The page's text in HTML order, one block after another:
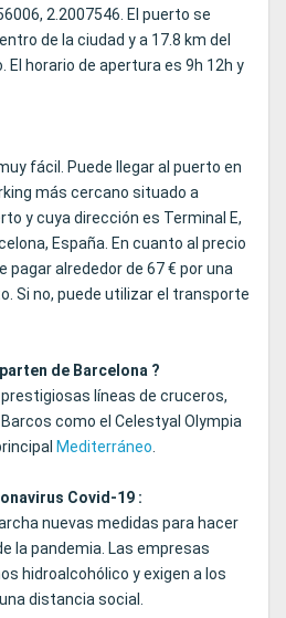
2.2007546. El puerto se
de la ciudad y a 17.8 km del
horario de apertura es 9h 12h y
fácil. Puede llegar al puerto en
más cercano situado a
y cuya dirección es Terminal E,
​​España. En cuanto al precio
pagar alrededor de 67 € por una
Si no, puede utilizar el transporte
de Barcelona ?
líneas de cruceros,
como el Celestyal Olympia
Mediterráneo.
Covid-19 :
nuevas medidas para hacer
la pandemia. Las empresas
hidroalcohólico y exigen a los
distancia social.